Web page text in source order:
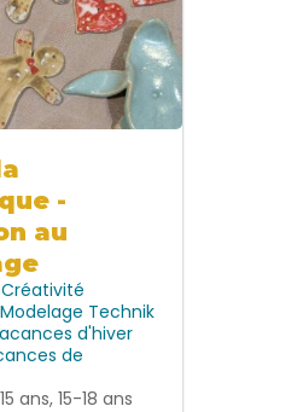
-
au
Créativité
Modelage Technik
d'hiver
de
ans, 15-18 ans